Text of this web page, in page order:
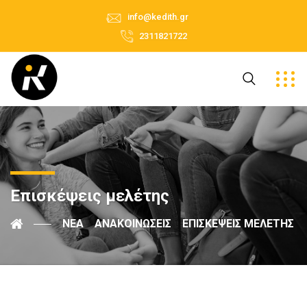
info@kedith.gr
2311821722
Επισκέψεις μελέτης
ΝΈΑ ΑΝΑΚΟΙΝΏΣΕΙΣ ΕΠΙΣΚΈΨΕΙΣ ΜΕΛΈΤΗΣ